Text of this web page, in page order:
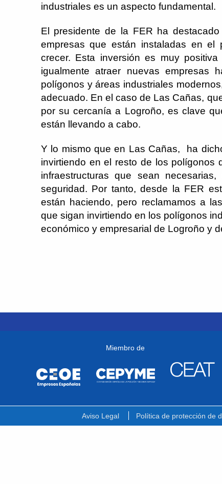
industriales es un aspecto fundamental.
El presidente de la FER ha
empresas que están instaladas en el
crecer. Esta inversión es muy
igualmente atraer nuevas empresas
polígonos y áreas industriales
adecuado. En el caso de Las Cañas,
por su cercanía a Logroño, es clave
están llevando a cabo.
Y lo mismo que en Las Cañas, ha
invirtiendo en el resto de los polígonos
infraestructuras que sean
seguridad. Por tanto, desde la FER
están haciendo, pero reclamamos a
que sigan invirtiendo en los polígonos
económico y empresarial de Logroño y
Miembro de
Aviso Legal Política de protección de